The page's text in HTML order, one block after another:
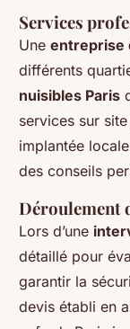
Services
Une entreprise
différents
nuisibles Paris
services sur
implantée
des conseils
Déroulement
Lors d’une
détaillé pour
garantir la
devis établi en